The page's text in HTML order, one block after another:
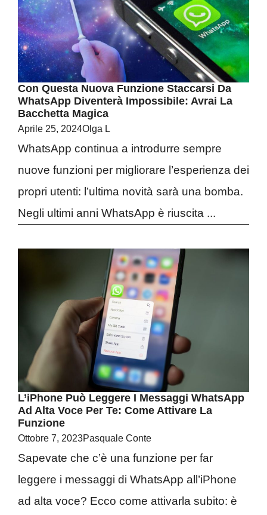
Con Questa Nuova Funzione Staccarsi Da
WhatsApp Diventerà Impossibile: Avrai La
Bacchetta Magica
Aprile 25, 2024Olga L
WhatsApp continua a introdurre sempre
nuove funzioni per migliorare l’esperienza dei
propri utenti: l’ultima novità sarà una bomba.
Negli ultimi anni WhatsApp è riuscita ...
L’iPhone Può Leggere I Messaggi WhatsApp
Ad Alta Voce Per Te: Come Attivare La
Funzione
Ottobre 7, 2023Pasquale Conte
Sapevate che c’è una funzione per far
leggere i messaggi di WhatsApp all’iPhone
ad alta voce? Ecco come attivarla subito: è